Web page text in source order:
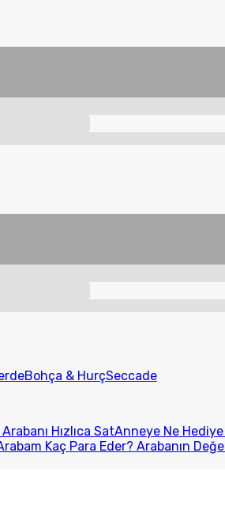
Bohça & HurçSeccade
Hızlıca SatAnneye Ne
Kaç Para Eder? Arabanın